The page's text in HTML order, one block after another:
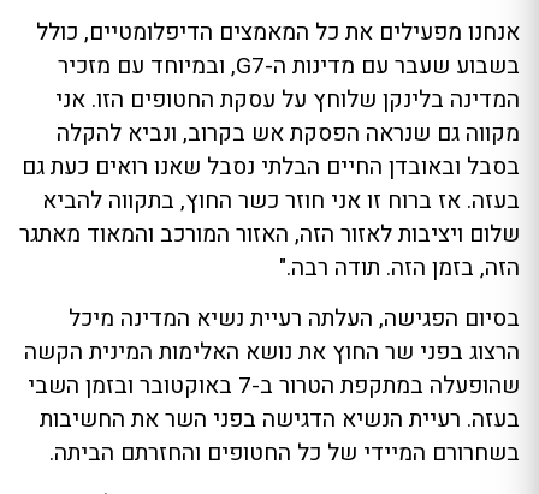
אנחנו מפעילים את כל המאמצים הדיפלומטיים, כולל
בשבוע שעבר עם מדינות ה-G7, ובמיוחד עם מזכיר
המדינה בלינקן שלוחץ על עסקת החטופים הזו. אני
מקווה גם שנראה הפסקת אש בקרוב, ונביא להקלה
בסבל ובאובדן החיים הבלתי נסבל שאנו רואים כעת גם
בעזה. אז ברוח זו אני חוזר כשר החוץ, בתקווה להביא
שלום ויציבות לאזור הזה, האזור המורכב והמאוד מאתגר
הזה, בזמן הזה. תודה רבה."
בסיום הפגישה, העלתה רעיית נשיא המדינה מיכל
הרצוג בפני שר החוץ את נושא האלימות המינית הקשה
שהופעלה במתקפת הטרור ב-7 באוקטובר ובזמן השבי
בעזה. רעיית הנשיא הדגישה בפני השר את החשיבות
בשחרורם המיידי של כל החטופים והחזרתם הביתה.